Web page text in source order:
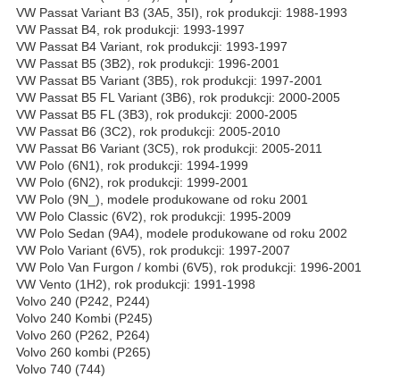
VW Passat Variant B3 (3A5, 35I), rok produkcji: 1988-1993
VW Passat B4, rok produkcji: 1993-1997
VW Passat B4 Variant, rok produkcji: 1993-1997
VW Passat B5 (3B2), rok produkcji: 1996-2001
VW Passat B5 Variant (3B5), rok produkcji: 1997-2001
VW Passat B5 FL Variant (3B6), rok produkcji: 2000-2005
VW Passat B5 FL (3B3), rok produkcji: 2000-2005
VW Passat B6 (3C2), rok produkcji: 2005-2010
VW Passat B6 Variant (3C5), rok produkcji: 2005-2011
VW Polo (6N1), rok produkcji: 1994-1999
VW Polo (6N2), rok produkcji: 1999-2001
VW Polo (9N_), modele produkowane od roku 2001
VW Polo Classic (6V2), rok produkcji: 1995-2009
VW Polo Sedan (9A4), modele produkowane od roku 2002
VW Polo Variant (6V5), rok produkcji: 1997-2007
VW Polo Van Furgon / kombi (6V5), rok produkcji: 1996-2001
VW Vento (1H2), rok produkcji: 1991-1998
Volvo 240 (P242, P244)
Volvo 240 Kombi (P245)
Volvo 260 (P262, P264)
Volvo 260 kombi (P265)
Volvo 740 (744)